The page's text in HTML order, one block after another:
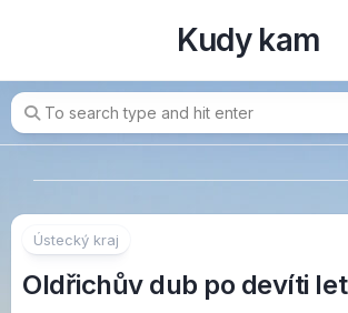
Kudy kam
Ústecký kraj
Oldřichův dub po devíti